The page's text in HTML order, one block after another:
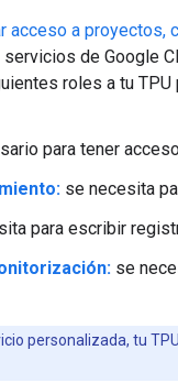
acceso a proyectos,
de Google
roles a tu
para tener
se necesita
para escribir
se
personalizada, tu